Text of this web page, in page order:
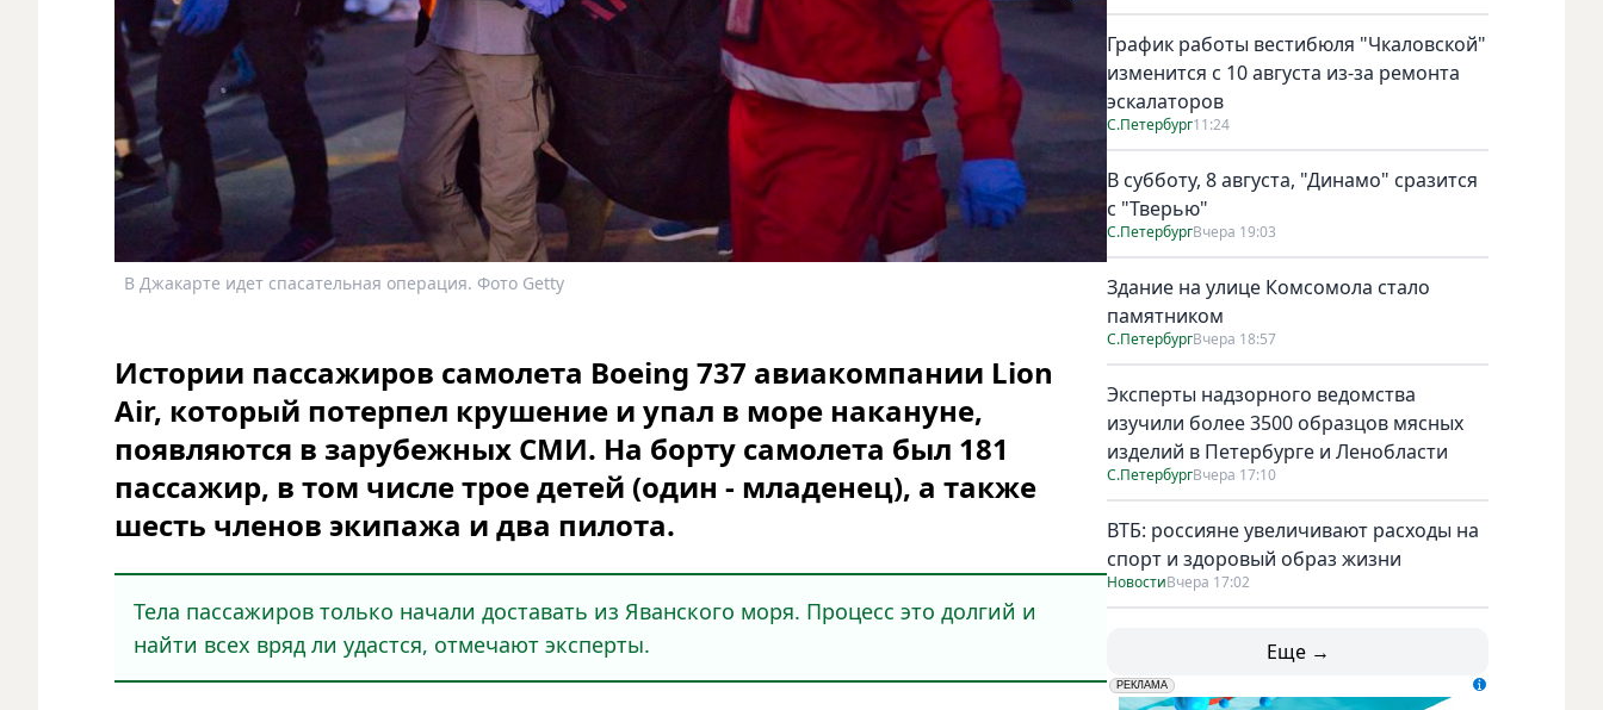
В Джакарте идет спасательная операция. Фото Getty В Джакарте идет спасательная операция. Фото Getty
Истории пассажиров самолета Boeing 737 авиакомпании Lion
Air, который потерпел крушение и упал в море накануне,
появляются в зарубежных СМИ. На борту самолета был 181
пассажир, в том числе трое детей (один - младенец), а также
шесть членов экипажа и два пилота.
Тела пассажиров только начали доставать из Яванского моря. Процесс это долгий и
найти всех вряд ли удастся, отмечают эксперты.
График работы вестибюля "Чкаловской"
изменится с 10 августа из-за ремонта
эскалаторов
С.Петербург11:24
В субботу, 8 августа, "Динамо" сразится
с "Тверью"
С.ПетербургВчера 19:03
Здание на улице Комсомола стало
памятником
С.ПетербургВчера 18:57
Эксперты надзорного ведомства
изучили более 3500 образцов мясных
изделий в Петербурге и Ленобласти
С.ПетербургВчера 17:10
ВТБ: россияне увеличивают расходы на
спорт и здоровый образ жизни
НовостиВчера 17:02
Еще →
erid: LdtCK5udn
РЕКЛАМА
АО "ГАТР", ИНН: 7841320717